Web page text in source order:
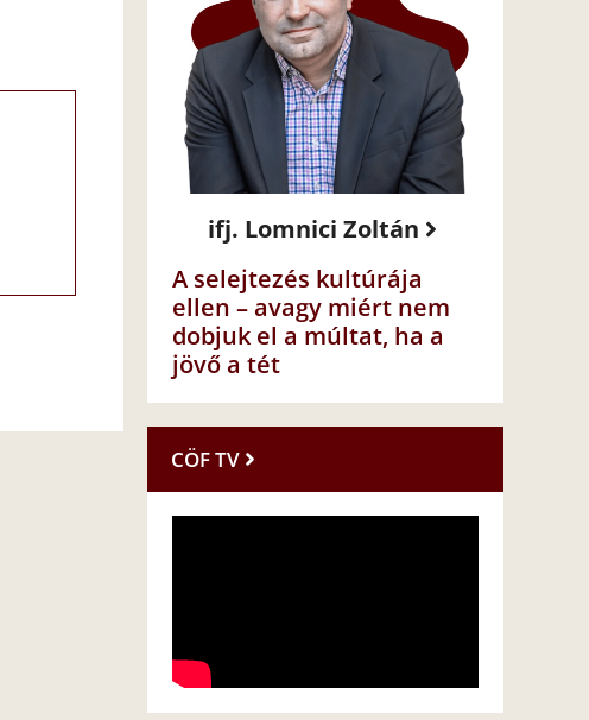
ifj. Lomnici Zoltán
A selejtezés kultúrája
ellen – avagy miért nem
dobjuk el a múltat, ha a
jövő a tét
CÖF TV